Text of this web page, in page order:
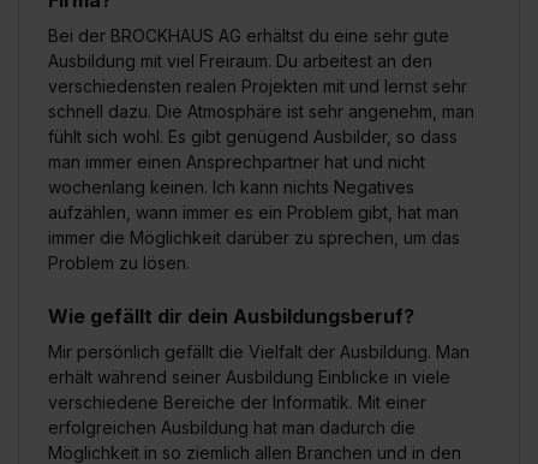
Bei der BROCKHAUS AG erhältst du eine sehr gute
Ausbildung mit viel Freiraum. Du arbeitest an den
verschiedensten realen Projekten mit und lernst sehr
schnell dazu. Die Atmosphäre ist sehr angenehm, man
fühlt sich wohl. Es gibt genügend Ausbilder, so dass
man immer einen Ansprechpartner hat und nicht
wochenlang keinen. Ich kann nichts Negatives
aufzählen, wann immer es ein Problem gibt, hat man
immer die Möglichkeit darüber zu sprechen, um das
Problem zu lösen.
Wie gefällt dir dein Ausbildungsberuf?
Mir persönlich gefällt die Vielfalt der Ausbildung. Man
erhält während seiner Ausbildung Einblicke in viele
verschiedene Bereiche der Informatik. Mit einer
erfolgreichen Ausbildung hat man dadurch die
Möglichkeit in so ziemlich allen Branchen und in den